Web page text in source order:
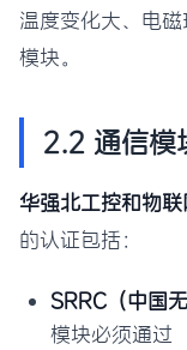
温度变化大、电
模块。
2.2 通信模
华强北工控和物
的认证包括：
SRRC（中国
模块必须通过